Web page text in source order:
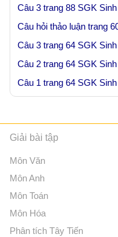
Câu 3 trang 88 SGK
Câu hỏi thảo luận trang
Câu 3 trang 64 SGK
Câu 2 trang 64 SGK
Câu 1 trang 64 SGK
Giải bài tập
Môn Văn
Môn Anh
Môn Toán
Môn Hóa
Phân tích Tây Tiến